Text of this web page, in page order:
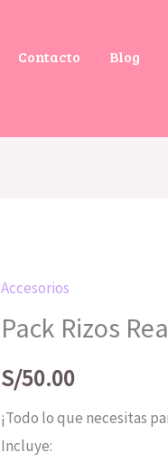
Contacto
Blog
Accesorios
Pack Rizos
S/50.00
¡Todo lo que necesitas
Incluye:
Pack
Rizos
cantidad